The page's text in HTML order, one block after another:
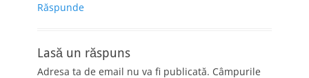
Răspunde
Lasă un răspuns
Adresa ta de email nu va fi publicată. Câmpurile